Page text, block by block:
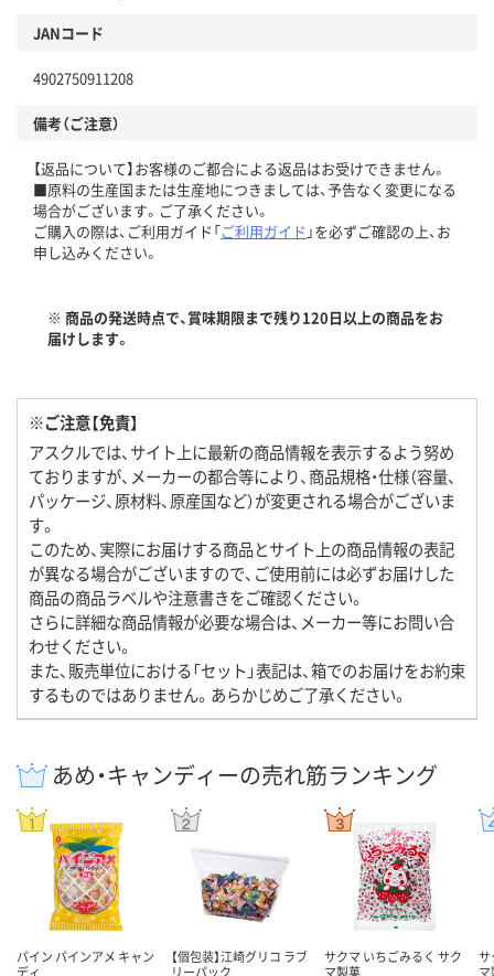
JANコード
4902750911208
備考（ご注意）
【返品について】お客様のご都合による返品はお受けできません。
■原料の生産国または生産地につきましては、予告なく変更になる
場合がございます。ご了承ください。
ご購入の際は、ご利用ガイド「ご利用ガイド 」を必ずご確認の上、お
申し込みください。
※ 商品の発送時点で、賞味期限まで残り120日以上の商品をお
届けします。
※ご注意【免責】
アスクルでは、サイト上に最新の商品情報を表示するよう努め
ておりますが、メーカーの都合等により、商品規格・仕様（容量、
パッケージ、原材料、原産国など）が変更される場合がございま
す。
このため、実際にお届けする商品とサイト上の商品情報の表記
が異なる場合がございますので、ご使用前には必ずお届けした
商品の商品ラベルや注意書きをご確認ください。
さらに詳細な商品情報が必要な場合は、メーカー等にお問い合
わせください。
また、販売単位における「セット」表記は、箱でのお届けをお約束
するものではありません。あらかじめご了承ください。
あめ・キャンディーの売れ筋ランキング
パイン パインアメ キャン
ディ
【個包装】江崎グリコ ラブ
リーパック
サクマ いちごみるく サク
マ製菓